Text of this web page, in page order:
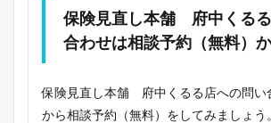
保険見直し本舗 府中くる
合わせは相談予約（無料）
保険見直し本舗 府中くるる店への問い
から相談予約（無料）をしてみましょう